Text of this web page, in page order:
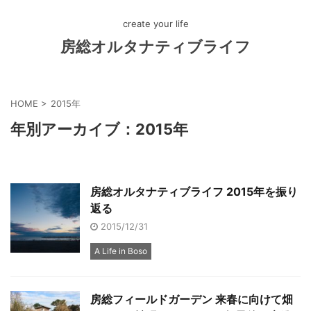
create your life
房総オルタナティブライフ
HOME > 2015年
年別アーカイブ：2015年
房総オルタナティブライフ 2015年を振り
返る
2015/12/31
A Life in Boso
房総フィールドガーデン 来春に向けて畑